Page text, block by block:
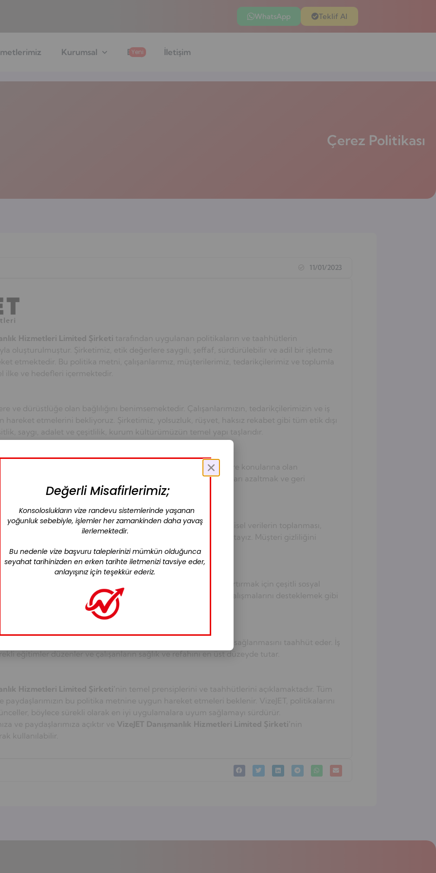
WhatsApp Teklif Al
Kurumsal Yeni
Blog İletişim
Çerez Politikası
11/01/2023
Hizmetleri Limited Şirketi tarafından uygulanan politikaların ve taahhütlerin
oluşturulmuştur. Şirketimiz, etik değerlere saygılı, şeffaf, sürdürülebilir ve adil bir işletme
etmektedir. Bu politika metni, çalışanlarımız, müşterilerimiz, tedarikçilerimiz ve toplumla
ilke ve hedefleri içermektedir.
ve dürüstlüğe olan bağlılığını benimsemektedir. Çalışanlarımızın, tedarikçilerimizin ve iş
hareket etmelerini bekliyoruz. Şirketimiz, yolsuzluk, rüşvet, haksız rekabet gibi tüm etik dışı
saygı, adalet ve çeşitlilik, kurum kültürümüzün temel yapı taşlarıdır.
taahhüdüyle faaliyet göstermektedir. Sürdürülebilirlik ve çevre konularına olan
önemli bir faktördür. Kaynakları verimli kullanmak, atıkları azaltmak ve geri
korunmasına yönelik çabalarımızdandır.
en üst düzeyde tutma taahhüdüyle hareket etmektedir. Kişisel verilerin toplanması,
tüm geçerli yasalara ve yönetmeliklere tam uyum sağlamaktayız. Müşteri gizliliğini
bir parçasıdır.
ve sorumluluğunu önemsemektedir. Toplumsal farkındalığı artırmak için çeşitli sosyal
topluma geri verme amacıyla düzenlemek, gönüllülük çalışmalarını desteklemek gibi
haklarına saygı gösterilmesini ve güvenli çalışma koşullarının sağlanmasını taahhüt eder. İş
eğitimler düzenler ve çalışanların sağlık ve refahını en üst düzeyde tutar.
Hizmetleri Limited Şirketi’ nin temel prensiplerini ve taahhütlerini açıklamaktadır. Tüm
ve paydaşlarımızın bu politika metnine uygun hareket etmeleri beklenir. VizeJET, politikalarını
böylece sürekli olarak en iyi uygulamalara uyum sağlamayı sürdürür.
ve paydaşlarımıza açıktır ve VizeJET Danışmanlık Hizmetleri Limited Şirketi’ nin
kullanılabilir.
Değerli Misafirlerimiz;
Konsoloslukların vize randevu sistemlerinde yaşanan
yoğunluk sebebiyle, işlemler her zamankinden daha yavaş
ilerlemektedir.
Bu nedenle vize başvuru taleplerinizi mümkün olduğunca
seyahat tarihinizden en erken tarihte iletmenizi tavsiye eder,
anlayışınız için teşekkür ederiz.